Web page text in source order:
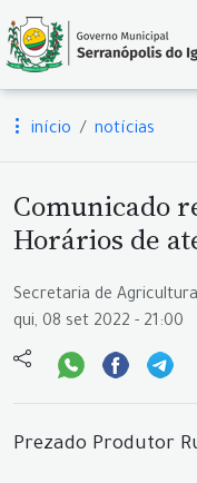
início notícias
Comunicado
Horários de
Secretaria de
qui, 08 set 2022 - 21:00
Prezado Produtor